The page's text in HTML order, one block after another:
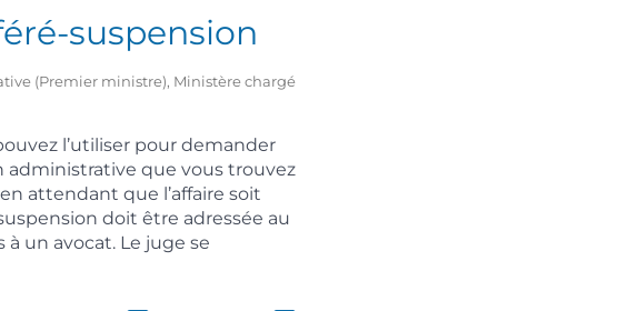
suspension
(Premier ministre), Ministère chargé
l’utiliser pour demander
administrative que vous trouvez
attendant que l’affaire soit
doit être adressée au
un avocat. Le juge se